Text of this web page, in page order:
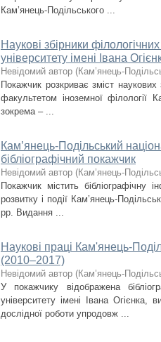
Кам’янець-Подільського ...
Наукові збірники
університету імені Івана
Невідомий автор (Кам’янець-
Покажчик розкриває зміст наукових
факультетом іноземної філології
зокрема – ...
Кам’янець-Подільський
бібліографічний покажчик
Невідомий автор (Кам’янець-
Покажчик містить бібліографічну
розвитку і події Кам’янець-
рр. Видання ...
Наукові праці Кам'янець-
(2010–2017)
Невідомий автор (Кам’янець-
У покажчику відображена
університету імені Івана
дослідної роботи упродовж ...